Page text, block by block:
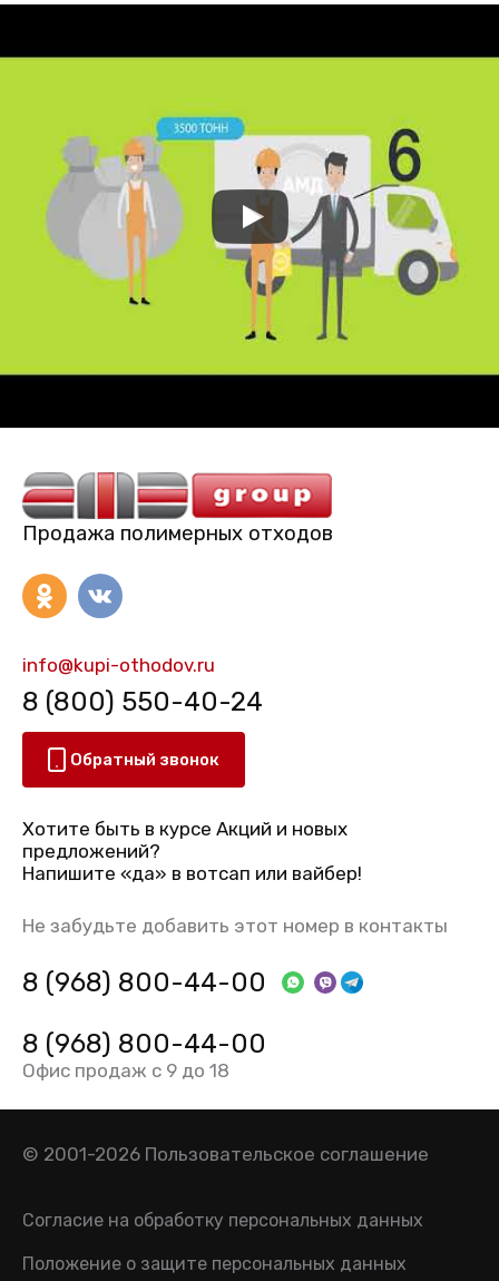
Продажа полимерных отходов
info@kupi-othodov.ru
8 (800) 550-40-24
Обратный звонок
Хотите быть в курсе Акций и новых
предложений?
Напишите «да» в вотсап или вайбер!
Не забудьте добавить этот номер в контакты
8 (968) 800-44-00
8 (968) 800-44-00
Офис продаж с 9 до 18
© 2001-2026 Пользовательское соглашение
Согласие на обработку персональных данных
Положение о защите персональных данных